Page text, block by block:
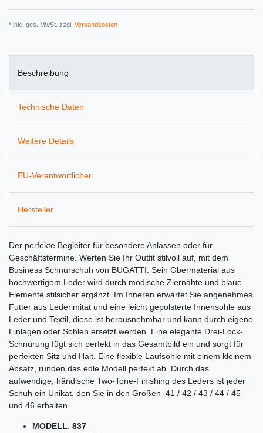
* inkl. ges. MwSt. zzgl. Versandkosten
Beschreibung
Technische Daten
Weitere Details
EU-Verantwortlicher
Hersteller
Der perfekte Begleiter für besondere Anlässen oder für
Geschäftstermine. Werten Sie Ihr Outfit stilvoll auf, mit dem
Business Schnürschuh von BUGATTI. Sein Obermaterial aus
hochwertigem Leder wird durch modische Ziernähte und blaue
Elemente stilsicher ergänzt. Im Inneren erwartet Sie angenehmes
Futter aus Lederimitat und eine leicht gepolsterte Innensohle aus
Leder und Textil, diese ist herausnehmbar und kann durch eigene
Einlagen oder Sohlen ersetzt werden. Eine elegante Drei-Lock-
Schnürung fügt sich perfekt in das Gesamtbild ein und sorgt für
perfekten Sitz und Halt. Eine flexible Laufsohle mit einem kleinem
Absatz, runden das edle Modell perfekt ab. Durch das
aufwendige, händische Two-Tone-Finishing des Leders ist jeder
Schuh ein Unikat, den Sie in den Größen 41 / 42 / 43 / 44 / 45
und 46 erhalten.
MODELL: 837